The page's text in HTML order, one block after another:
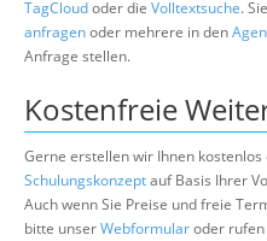
TagCloudoder die Volltextsuche.
anfragenoder mehrere in den
Anfrage stellen.
Kostenfreie
Gerne erstellen wir Ihnen
Schulungskonzeptauf Basis Ihrer
Auch wenn Sie Preise und freie
bitte unserWebformularoder rufen